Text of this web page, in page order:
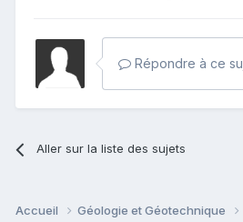
Répondre à ce
Aller sur la liste des sujets
Accueil Géologie et Géotechnique